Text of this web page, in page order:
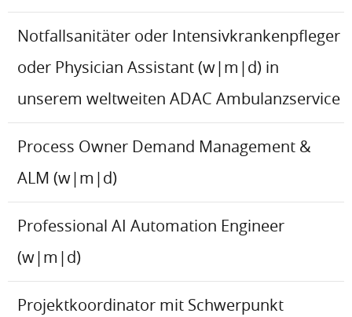
Notfallsanitäter oder Intensivkrankenpfleger
oder Physician Assistant (w|m|d) in
unserem weltweiten ADAC Ambulanzservice
Process Owner Demand Management &
ALM (w|m|d)
Professional AI Automation Engineer
(w|m|d)
Projektkoordinator mit Schwerpunkt